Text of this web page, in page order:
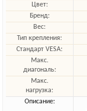
Цвет:
Бренд:
Вес:
Тип крепления:
Стандарт VESA:
Макс.
диагональ:
Макс.
нагрузка:
Описание: